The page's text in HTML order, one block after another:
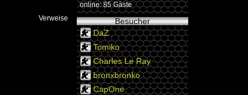
Verweise
online: 85 Gäste
Besucher
DaZ
Tomiko
Charles Le Ray
bronxbronko
CapOne